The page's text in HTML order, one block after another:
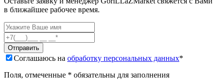
в ближайшее рабочее время.
Соглашаюсь на обработку персональных данных*
Поля, отмеченные * обязательны для заполнения